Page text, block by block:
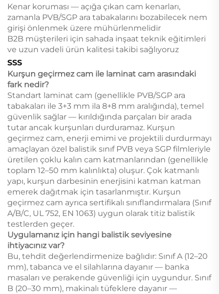
Kenar koruması — açığa çıkan cam kenarları,
zamanla PVB/SGP ara tabakalarını bozabilecek nem
girişi önlenmek üzere mühürlenmelidir
B2B müşterileri için sahada inşaat teknik eğitimleri
ve uzun vadeli ürün kalitesi takibi sağlıyoruz
SSS
Kurşun geçirmez cam ile laminat cam arasındaki
fark nedir?
Standart laminat cam (genellikle PVB/SGP ara
tabakaları ile 3+3 mm ila 8+8 mm aralığında), temel
güvenlik sağlar — kırıldığında parçaları bir arada
tutar ancak kurşunları durduramaz. Kurşun
geçirmez cam, enerji emimi ve projektili durdurmayı
amaçlayan özel balistik sınıf PVB veya SGP filmleriyle
üretilen çoklu kalın cam katmanlarından (genellikle
toplam 12–50 mm kalınlıkta) oluşur. Çok katmanlı
yapı, kurşun darbesinin enerjisini katman katman
emerek dağıtmak için tasarlanmıştır. Kurşun
geçirmez cam ayrıca sertifikalı sınıflandırmalara (Sınıf
A/B/C, UL 752, EN 1063) uygun olarak titiz balistik
testlerden geçer.
Uygulamanız için hangi balistik seviyesine
ihtiyacınız var?
Bu, tehdit değerlendirmenize bağlıdır: Sınıf A (12–20
mm), tabanca ve el silahlarına dayanır — banka
masaları ve perakende güvenliği için uygundur. Sınıf
B (20–30 mm), makinalı tüfeklere dayanır —